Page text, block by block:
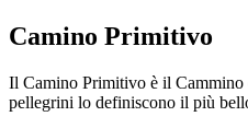
Camino Primitivo
Il Camino Primitivo è il Cammino
pellegrini lo definiscono il più